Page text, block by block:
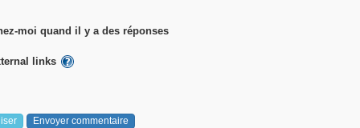
moi quand il y a des réponses
links